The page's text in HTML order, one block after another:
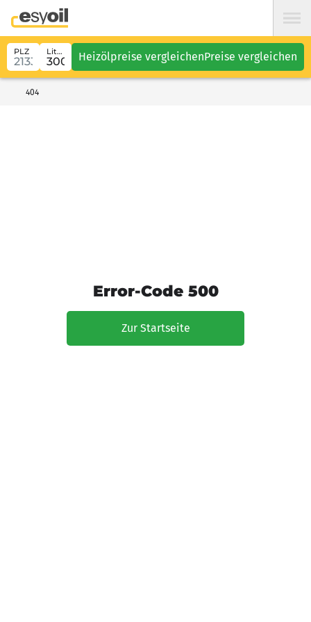
PLZ Liter Heizölpreise vergleichenPreise vergleichen
404
Error-Code 500
Zur Startseite